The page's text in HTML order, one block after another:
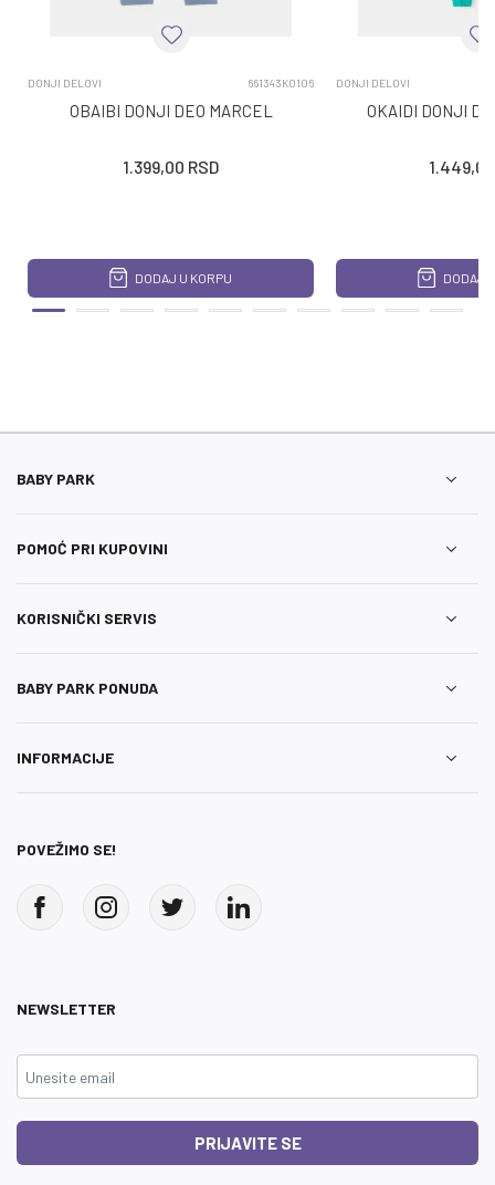
DONJI DELOVI 661343K0106
OBAIBI DONJI DEO MARCEL
1.399,00 RSD
DODAJ U KORPU
DONJI DELOVI
OKAIDI DONJI
1.449,00
DODAJ
BABY PARK
POMOĆ PRI KUPOVINI
KORISNIČKI SERVIS
BABY PARK PONUDA
INFORMACIJE
POVEŽIMO SE!
NEWSLETTER
PRIJAVITE SE